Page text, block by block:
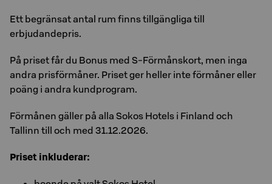
Ett begränsat antal rum finns tillgängliga till
erbjudandepris.
På priset får du Bonus med S-Förmånskort, men inga
andra prisförmåner. Priset ger heller inte förmåner eller
poäng i andra kundprogram.
Förmånen gäller på alla Sokos Hotels i Finland och
Tallinn till och med 31.12.2026.
Priset inkluderar: